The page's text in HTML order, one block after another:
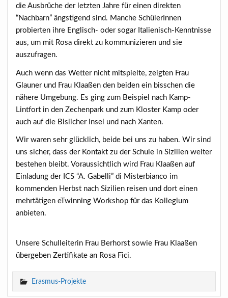
die Ausbrüche der letzten Jahre für einen direkten
“Nachbarn” ängstigend sind. Manche SchülerInnen
probierten ihre Englisch- oder sogar Italienisch-Kenntnisse
aus, um mit Rosa direkt zu kommunizieren und sie
auszufragen.
Auch wenn das Wetter nicht mitspielte, zeigten Frau
Glauner und Frau Klaaßen den beiden ein bisschen die
nähere Umgebung. Es ging zum Beispiel nach Kamp-
Lintfort in den Zechenpark und zum Kloster Kamp oder
auch auf die Bislicher Insel und nach Xanten.
Wir waren sehr glücklich, beide bei uns zu haben. Wir sind
uns sicher, dass der Kontakt zu der Schule in Sizilien weiter
bestehen bleibt. Voraussichtlich wird Frau Klaaßen auf
Einladung der ICS “A. Gabelli” di Misterbianco im
kommenden Herbst nach Sizilien reisen und dort einen
mehrtätigen eTwinning Workshop für das Kollegium
anbieten.
Unsere Schulleiterin Frau Berhorst sowie Frau Klaaßen
übergeben Zertifikate an Rosa Fici.
Erasmus-Projekte